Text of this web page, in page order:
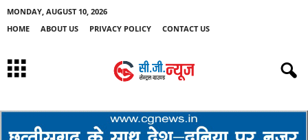
MONDAY, AUGUST 10, 2026
HOME
ABOUT US PRIVACY POLICY CONTACT US